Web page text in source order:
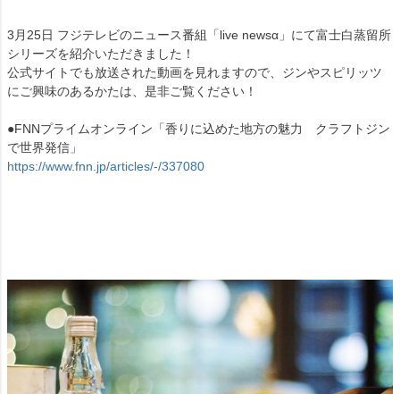
3月25日 フジテレビのニュース番組「live newsα」にて富士白蒸留所
シリーズを紹介いただきました！
公式サイトでも放送された動画を見れますので、ジンやスピリッツ
にご興味のあるかたは、是非ご覧ください！
●FNNプライムオンライン「香りに込めた地方の魅力 クラフトジン
で世界発信」
https://www.fnn.jp/articles/-/337080